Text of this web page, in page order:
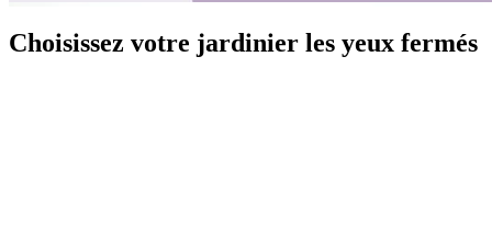
Choisissez votre jardinier les yeux fermés